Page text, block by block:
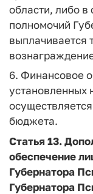
области, либо в
полномочий
выплачивается
6. Финансовое
установленных
бюджета.
Статья 13.
обеспечение
Губернатора
Губернатора